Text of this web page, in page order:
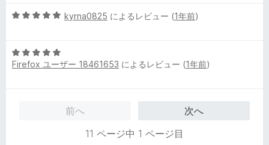
評
5
中
5
kyrna0825 によるレビュー (1年前)
5
段
Firefox ユーザー 18461653 によるレビュー (1年前)
前へ
次へ
11 ページ中 1 ページ目